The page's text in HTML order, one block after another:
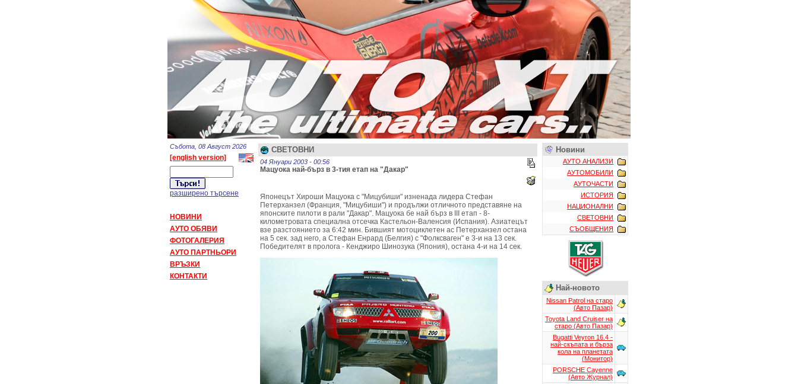
Събота, 08 Август 2026
[english version]
разширено търсене
НОВИНИ
АУТО ОБЯВИ
ФОТОГАЛЕРИЯ
АУТО ПАРТНЬОРИ
ВРЪЗКИ
КОНТАКТИ
СВЕТОВНИ
04 Януари 2003 - 00:56
Мацуока най-бърз в 3-тия етап на "Дакар"
Японецът Хироши Мацуока с "Мицубиши" изненада лидера Стефан
Петерханзел (Франция, "Мицубиши") и продължи отличното представяне на
японските пилоти в рали "Дакар". Мацуока бе най бърз в III етап - 8-
километровата специална отсечка Кастельон-Валенсия (Испания). Азиатецът
взе разстоянието за 6:42 мин. Бившият мотоциклетен ас Петерханзел остана
на 5 сек. зад него, а Стефан Енрард (Белгия) с "Фолксваген" е 3-и на 13 сек.
Победителят в пролога - Кенджиро Шинозука (Япония), остана 4-и на 14 сек.
Новини
АУТО АНАЛИЗИ
АУТОМОБИЛИ
АУТОЧАСТИ
ИСТОРИЯ
НАЦИОНАЛНИ
СВЕТОВНИ
СЪОБЩЕНИЯ
Най-новото
Nissan Patrol на старо
(Авто Пазар)
Toyota Land Cruiser на
старо (Авто Пазар)
Bugatti Veyron 16.4 -
най-скъпата и бърза
кола на планетата
(Монитор)
PORSCHE Cayenne
(Авто Журнал)